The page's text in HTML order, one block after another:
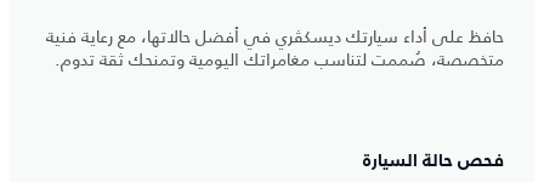
حافظ على أداء سيارتك ديسكڤري في أفضل حالاتها، مع رعاية فنية
متخصصة، صُممت لتناسب مغامراتك اليومية وتمنحك ثقة تدوم.
فحص حالة السيارة